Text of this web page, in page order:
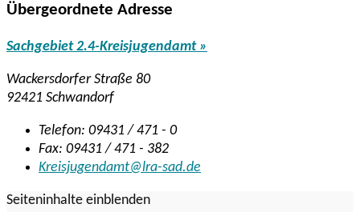
Übergeordnete Adresse
Sachgebiet 2.4-Kreisjugendamt »
Wackersdorfer Straße 80
92421 Schwandorf
Telefon: 09431 / 471 - 0
Fax: 09431 / 471 - 382
Kreisjugendamt@lra-sad.de
Seiteninhalte einblenden